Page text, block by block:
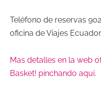
Teléfono de reservas
oficina de Viajes Ecuador.
Mas detalles en la web
Basket! pinchando aquí.